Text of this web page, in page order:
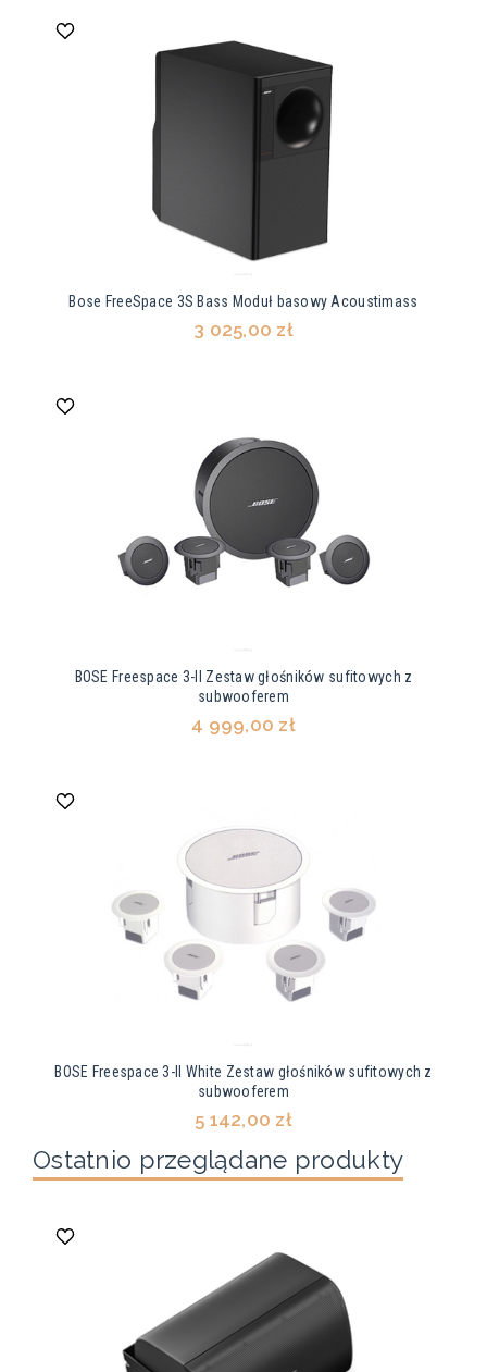
Bose FreeSpace 3S Bass Moduł basowy Acoustimass
3 025,00 zł
BOSE Freespace 3-II Zestaw głośników sufitowych z
subwooferem
4 999,00 zł
BOSE Freespace 3-II White Zestaw głośników sufitowych z
subwooferem
5 142,00 zł
Ostatnio przeglądane produkty